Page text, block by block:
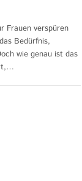
Frauen verspüren
Bedürfnis,
wie genau ist das